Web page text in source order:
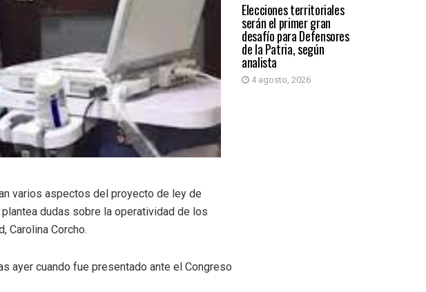
Elecciones territoriales
serán el primer gran
desafío para Defensores
de la Patria, según
analista
4 agosto, 2026
varios aspectos del proyecto de ley de
dudas sobre la operatividad de los
Carolina Corcho.
ayer cuando fue presentado ante el Congreso